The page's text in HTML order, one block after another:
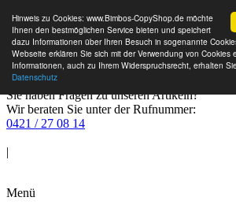
Hinweis zu Cookies: www.Bimbos-CopyShop.de möchte
Ihnen den bestmöglichen Service bieten und speichert
dazu Informationen über Ihren Besuch in sogenannte
Webseite erklären Sie sich mit der Verwendung von Cookies
Informationen, auch zu Ihrem Widerspruchsrecht, erhalten
Datenschutz
Sie haben Fragen zu unseren Artikeln?
Wir beraten Sie unter der Rufnummer:
0421 / 27 08 14
|
Menü